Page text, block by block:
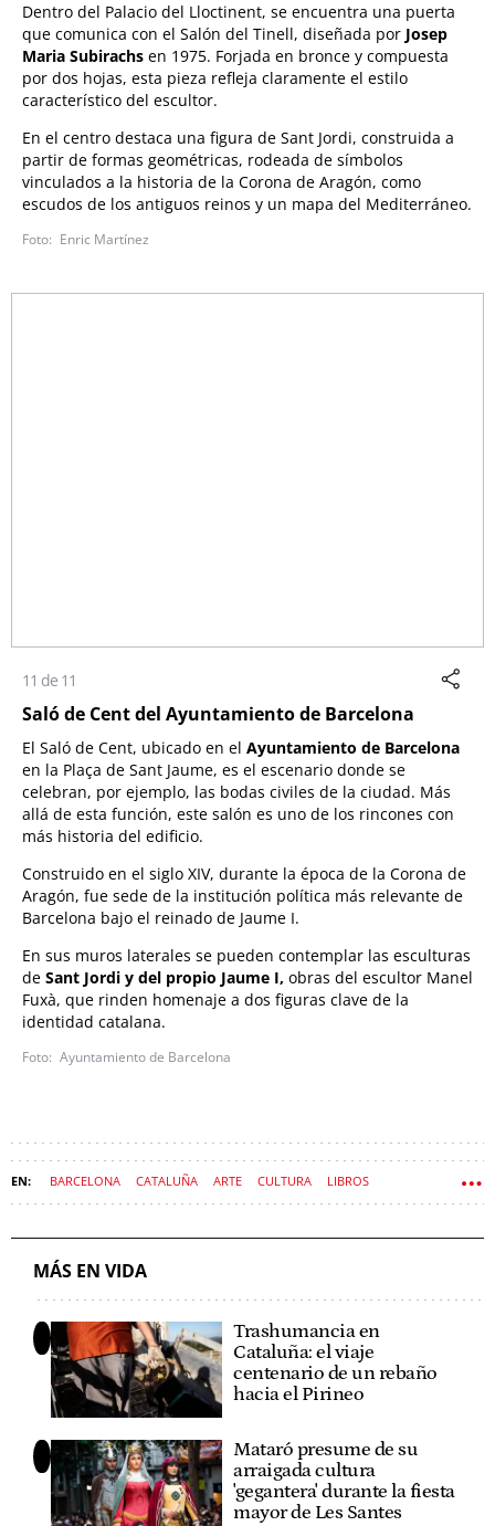
Dentro del Palacio del Lloctinent, se encuentra una puerta
que comunica con el Salón del Tinell, diseñada por Josep
Maria Subirachs en 1975. Forjada en bronce y compuesta
por dos hojas, esta pieza refleja claramente el estilo
característico del escultor.
En el centro destaca una figura de Sant Jordi, construida a
partir de formas geométricas, rodeada de símbolos
vinculados a la historia de la Corona de Aragón, como
escudos de los antiguos reinos y un mapa del Mediterráneo.
Enric Martínez
11 de 11
Saló de Cent del Ayuntamiento de Barcelona
El Saló de Cent, ubicado en el Ayuntamiento de Barcelona
en la Plaça de Sant Jaume, es el escenario donde se
celebran, por ejemplo, las bodas civiles de la ciudad. Más
allá de esta función, este salón es uno de los rincones con
más historia del edificio.
Construido en el siglo XIV, durante la época de la Corona de
Aragón, fue sede de la institución política más relevante de
Barcelona bajo el reinado de Jaume I.
En sus muros laterales se pueden contemplar las esculturas
de Sant Jordi y del propio Jaume I, obras del escultor Manel
Fuxà, que rinden homenaje a dos figuras clave de la
identidad catalana.
Ayuntamiento de Barcelona
BARCELONA CATALUÑA ARTE CULTURA LIBROS
MÁS EN VIDA
Trashumancia en
Cataluña: el viaje
centenario de un rebaño
hacia el Pirineo
Mataró presume de su
arraigada cultura
'gegantera' durante la fiesta
mayor de Les Santes